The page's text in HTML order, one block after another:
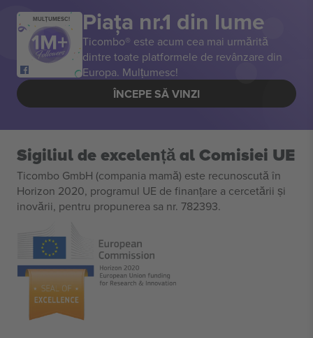
MULȚUMESC! Piața nr.1 din lume
Ticombo® este acum cea mai urmărită
dintre toate platformele de revânzare din
Europa. Mulțumesc!
ÎNCEPE SĂ VINZI
Sigiliul de excelență al Comisiei UE
Ticombo GmbH (compania mamă) este recunoscută în
Horizon 2020, programul UE de finanțare a cercetării și
inovării, pentru propunerea sa nr. 782393.